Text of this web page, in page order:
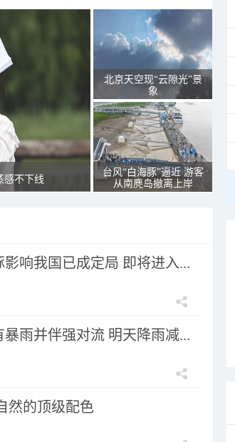
感不下线
北京天空现“云隙光”景
象
台风“白海豚”逼近 游客
从南麂岛撤离上岸
响我国已成定局 即将进入...
雨并伴强对流 明天降雨减...
然的顶级配色